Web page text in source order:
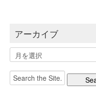
アーカイブ
ア
ー
カ
イ
Search
for: